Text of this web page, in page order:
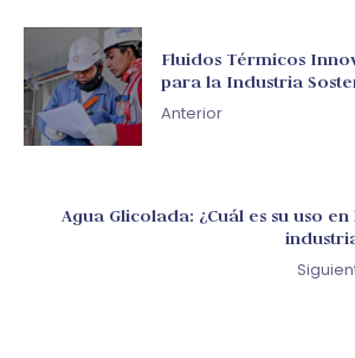
Fluidos Térmicos
para la Industria
Anterior
Agua Glicolada: ¿Cuál es su uso en